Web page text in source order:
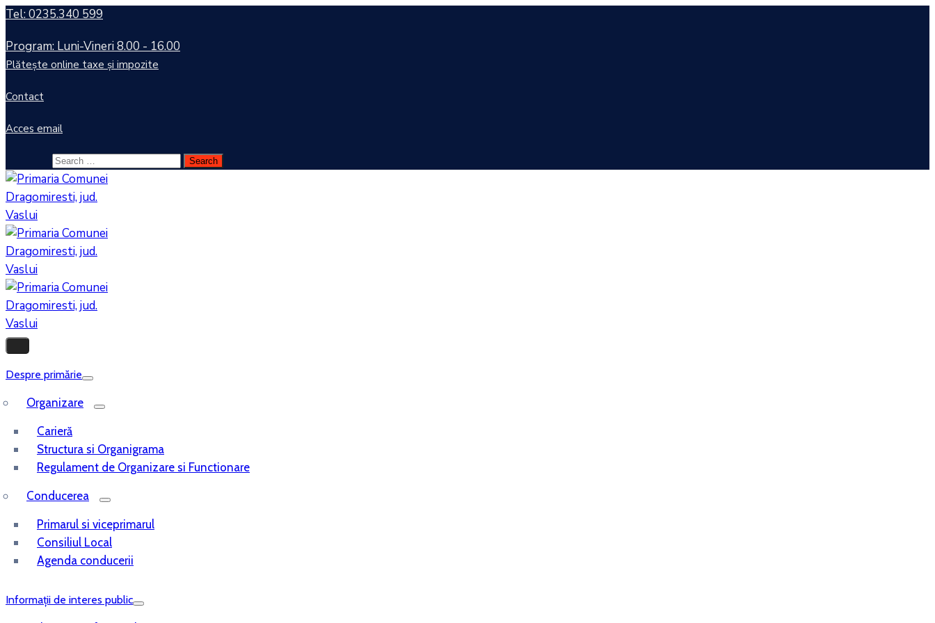
Tel: 0235.340 599
Program: Luni-Vineri 8.00 - 16.00
Plătește online taxe și impozite
Contact
Acces email
Despre primărie
Organizare
Carieră
Structura si Organigrama
Regulament de Organizare si Functionare
Conducerea
Primarul si viceprimarul
Consiliul Local
Agenda conducerii
Informații de interes public